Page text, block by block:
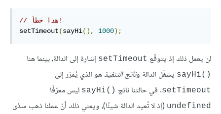
// هذا خطأ!
setTimeout(sayHi(), 1000);
لن يعمل ذلك إذ يتوقّع ‎setTimeout‎ إشارة إلى الدالة، بينما هنا
‎sayHi()‎ يشغّل الدالة وناتج التنفيذهو الذي يُمرّر إلى
‎setTimeout‎. في حالتنا ناتج ‎sayHi()‎ ليس معرّفًا
‎undefined‎ (إذ لا تُعيد الدالة شيئًا)، ويعني ذلك أنّ عملنا ذهب سدًى